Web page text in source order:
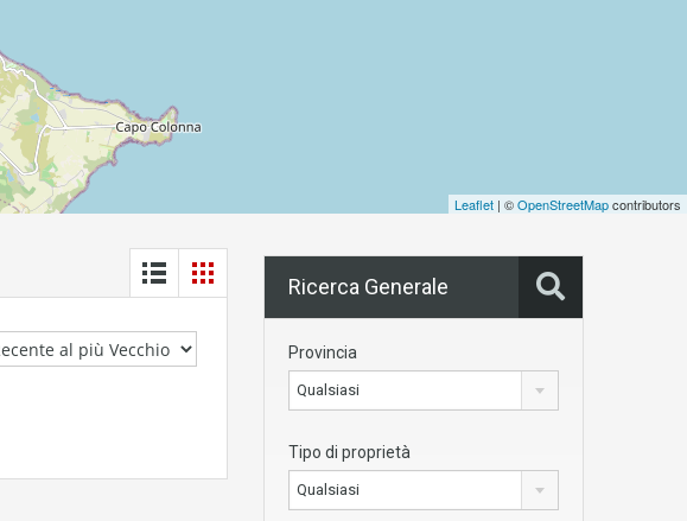
Leaflet | ©OpenStreetMapcontributors
Ricerca Generale
Provincia
Qualsiasi
Tipo di proprietà
Qualsiasi